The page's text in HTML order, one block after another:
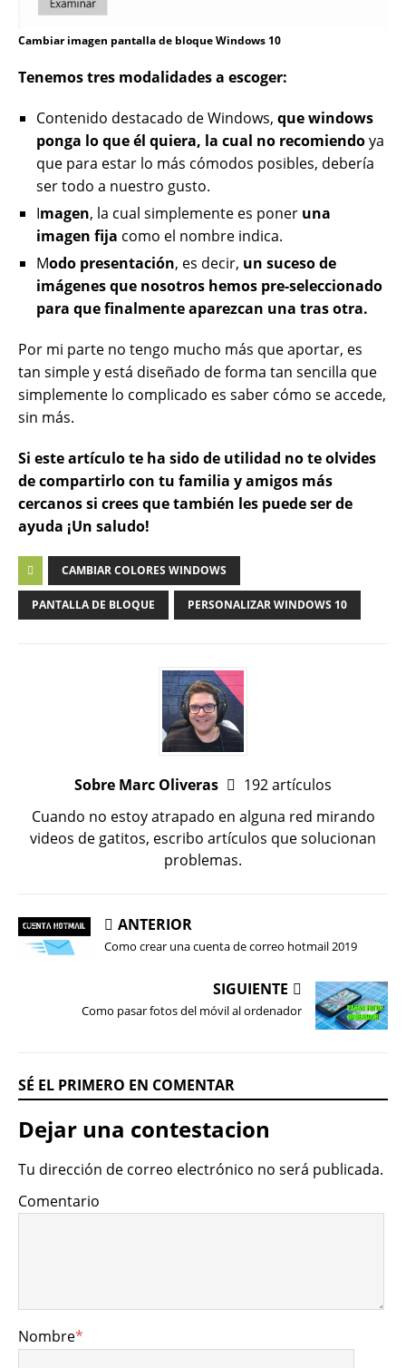
Cambiar imagen pantalla de bloque Windows 10
Tenemos tres modalidades a escoger:
Contenido destacado de Windows, que windows
ponga lo que él quiera, la cual no recomiendoya
que para estar lo más cómodos posibles, debería
ser todo a nuestro gusto.
Imagen, la cual simplemente es poner una
imagen fija como el nombre indica.
Modo presentación, es decir, un suceso de
imágenes que nosotros hemos pre-seleccionado
para que finalmente aparezcan una tras otra.
Por mi parte no tengo mucho más que aportar, es
tan simple y está diseñado de forma tan sencilla que
simplemente lo complicado es saber cómo se accede,
sin más.
Si este artículo te ha sido de utilidad no te olvides
de compartirlo con tu familia y amigos más
cercanos si crees que también les puede ser de
ayuda ¡Un saludo!
CAMBIAR COLORES WINDOWS
PANTALLA DE BLOQUE PERSONALIZAR WINDOWS 10
Sobre Marc Oliveras
192 artículos
Cuando no estoy atrapado en alguna red mirando
videos de gatitos, escribo artículos que solucionan
problemas.
ANTERIOR
Como crear una cuenta de correo hotmail 2019
SIGUIENTE
Como pasar fotos del móvil al ordenador
SÉ EL PRIMERO EN COMENTAR
Dejar una contestacion
Tu dirección de correo electrónico no será publicada.
Comentario
Nombre*